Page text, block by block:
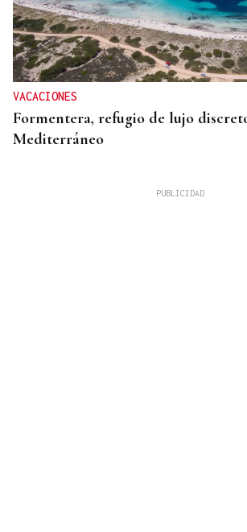
VACACIONES
Formentera, refugio de lujo
Mediterráneo